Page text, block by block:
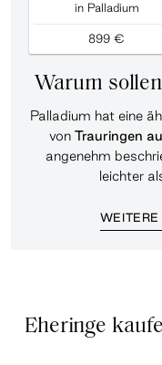
in Palladium
899 €
Warum
Palladium hat eine
von Trauringen
angenehm
leichter
Eheringe